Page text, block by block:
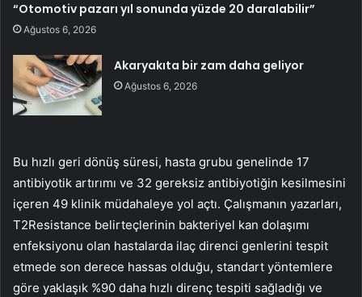
“Otomotiv pazarı yıl sonunda yüzde 20 daralabilir”
Ağustos 6, 2026
Akaryakıta bir zam daha geliyor
Ağustos 6, 2026
Bu hızlı geri dönüş süresi, hasta grubu genelinde 17
antibiyotik artırımı ve 32 gereksiz antibiyotiğin kesilmesini
içeren 49 klinik müdahaleye yol açtı. Çalışmanın yazarları,
T2Resistance belirteçlerinin bakteriyel kan dolaşımı
enfeksiyonu olan hastalarda ilaç direnci genlerini tespit
etmede son derece hassas olduğu, standart yöntemlere
göre yaklaşık %90 daha hızlı direnç tespiti sağladığı ve